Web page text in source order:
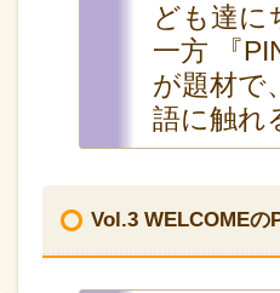
ども達に
一方 『
が題材で
語に触れ
Vol.3 WELCOMEの